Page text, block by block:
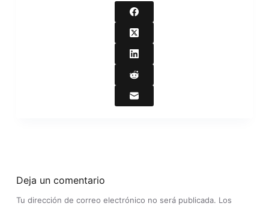
Deja un comentario
Tu dirección de correo electrónico no será publicada. Los